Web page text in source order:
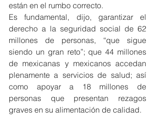
están en el rumbo correcto.
Es fundamental, dijo, garantizar el
derecho a la seguridad social de 62
millones de personas, “que sigue
siendo un gran reto”; que 44 millones
de mexicanas y mexicanos accedan
plenamente a servicios de salud; así
como apoyar a 18 millones de
personas que presentan rezagos
graves en su alimentación de calidad.